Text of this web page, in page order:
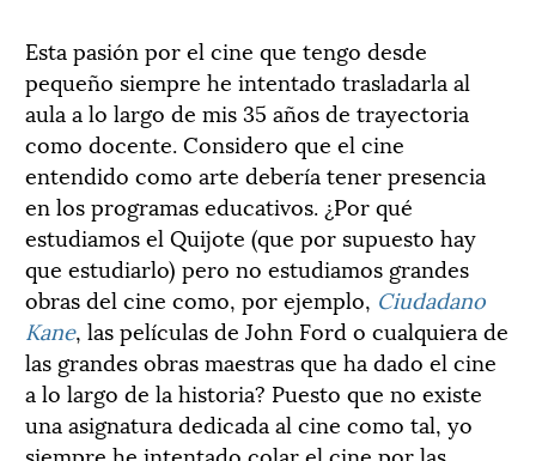
Esta pasión por el cine que tengo desde
pequeño siempre he intentado trasladarla al
aula a lo largo de mis 35 años de trayectoria
como docente. Considero que el cine
entendido como arte debería tener presencia
en los programas educativos. ¿Por qué
estudiamos el Quijote (que por supuesto hay
que estudiarlo) pero no estudiamos grandes
obras del cine como, por ejemplo, Ciudadano
Kane, las películas de John Ford o cualquiera de
las grandes obras maestras que ha dado el cine
a lo largo de la historia? Puesto que no existe
una asignatura dedicada al cine como tal, yo
siempre he intentado colar el cine por las